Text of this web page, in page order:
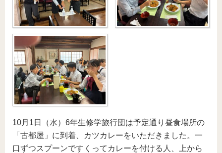
10月1日（水）6年生修学旅行団は予定通り昼食場所の
「古都屋」に到着、カツカレーをいただきました。一
口ずつスプーンですくってカレーを付ける人、上から